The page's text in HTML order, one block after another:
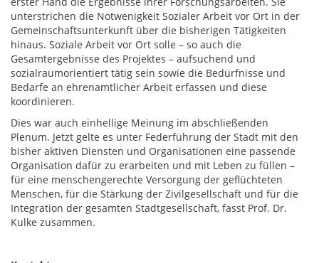
unterstrichen die Notwenigkeit Sozialer Arbeit vor Ort in der
Gemeinschaftsunterkunft über die bisherigen Tätigkeiten
hinaus. Soziale Arbeit vor Ort solle – so auch die
Gesamtergebnisse des Projektes – aufsuchend und
sozialraumorientiert tätig sein sowie die Bedürfnisse und
Bedarfe an ehrenamtlicher Arbeit erfassen und diese
koordinieren.
Dies war auch einhellige Meinung im abschließenden
Plenum. Jetzt gelte es unter Federführung der Stadt mit den
bisher aktiven Diensten und Organisationen eine passende
Organisation dafür zu erarbeiten und mit Leben zu füllen –
für eine menschengerechte Versorgung der geflüchteten
Menschen, für die Stärkung der Zivilgesellschaft und für die
Integration der gesamten Stadtgesellschaft, fasst Prof. Dr.
Kulke zusammen.